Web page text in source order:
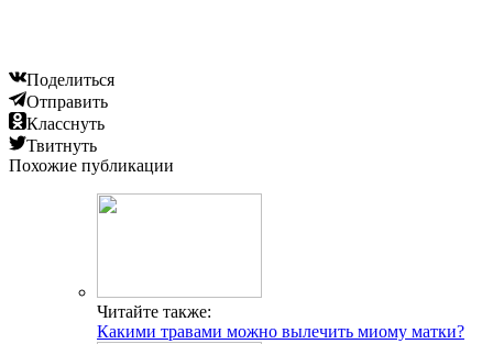
Читайте также:
Эффективность применения препарата Галавит от
папиллом